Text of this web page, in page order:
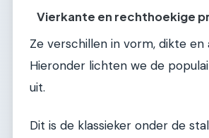
Vierkante en rechthoekige
Ze verschillen in vorm, dikte en
Hieronder lichten we de
uit.
Dit is de klassieker onder de